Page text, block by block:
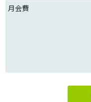
月会費